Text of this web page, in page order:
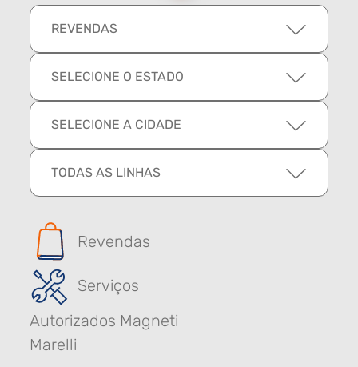
REVENDAS
SELECIONE O ESTADO
SELECIONE A CIDADE
TODAS AS LINHAS
Revendas
Serviços
Autorizados Magneti
Marelli